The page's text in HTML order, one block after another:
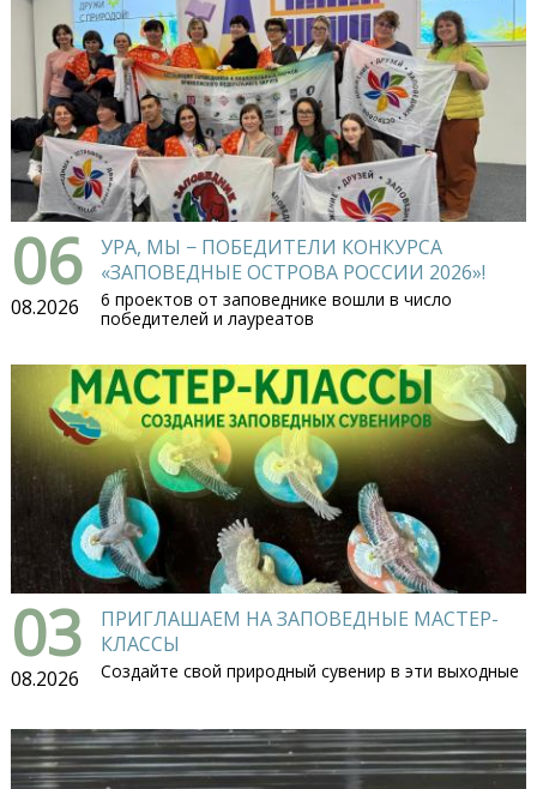
06
08.2026
УРА, МЫ − ПОБЕДИТЕЛИ КОНКУРСА
«ЗАПОВЕДНЫЕ ОСТРОВА РОССИИ 2026»!
6 проектов от заповеднике вошли в число
победителей и лауреатов
03
08.2026
ПРИГЛАШАЕМ НА ЗАПОВЕДНЫЕ МАСТЕР-
КЛАССЫ
Создайте свой природный сувенир в эти выходные